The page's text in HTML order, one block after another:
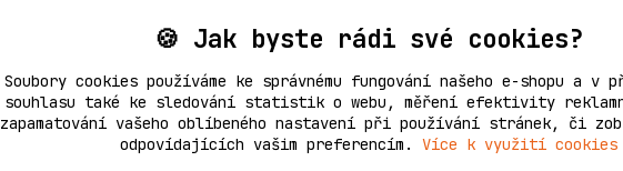
Upravit sběr cookies.
🍪 Jak byste rádi své cookies?
Soubory cookies používáme ke správnému fungování našeho e-shopu a v
souhlasu také ke sledování statistik o webu, měření efektivity
zapamatování vašeho oblíbeného nastavení při používání stránek, či
odpovídajících vašim preferencím. Více k využití cookies